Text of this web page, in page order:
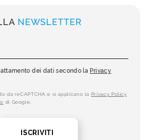
NEWSLETTER
dei dati secondo la Privacy
da reCAPTCHA e si applicano la Privacy Policy
di Google.
ISCRIVITI